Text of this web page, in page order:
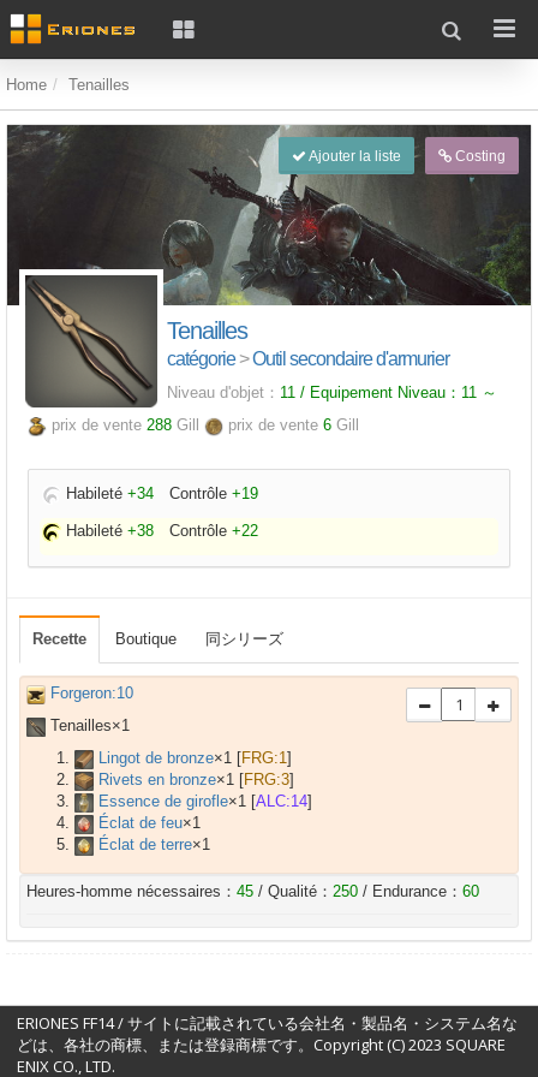
Home Tenailles
Ajouter la liste Costing
Tenailles
catégorie>Outil secondaire d'armurier
Niveau d'objet： 11 / Equipement Niveau： 11 ～
prix de vente 288 Gill prix de vente 6 Gill
Habileté +34 Contrôle +19
Habileté +38 Contrôle +22
Recette Boutique 同シリーズ
Forgeron:10
Tenailles×1
Lingot de bronze×1 [FRG:1]
Rivets en bronze×1 [FRG:3]
Essence de girofle×1 [ALC:14]
Éclat de feu×1
Éclat de terre×1
Heures-homme nécessaires： 45 / Qualité： 250 / Endurance： 60
ERIONES FF14 / サイトに記載されている会社名・製品名・システム名な
どは、各社の商標、または登録商標です。Copyright (C) 2023 SQUARE
ENIX CO., LTD.